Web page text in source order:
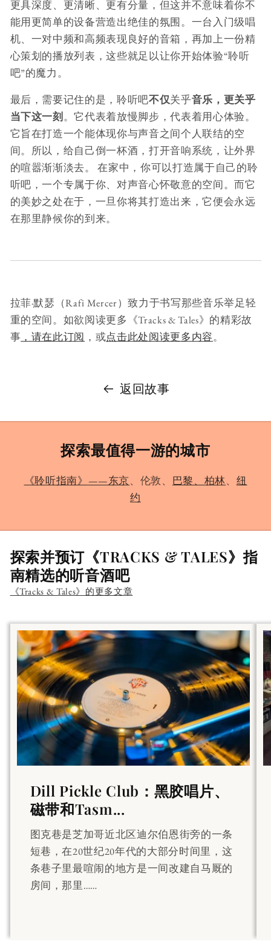
更具深度、更清晰、更有分量，但这并不意味着你不
能用更简单的设备营造出绝佳的氛围。一台入门级唱
机、一对中频和高频表现良好的音箱，再加上一份精
心策划的播放列表，这些就足以让你开始体验“聆听
吧”的魔力。
最后，需要记住的是，聆听吧不仅关乎音乐，更关乎
当下这一刻 。它代表着放慢脚步，代表着用心体验。
它旨在打造一个能体现你与声音之间个人联结的空
间。所以，给自己倒一杯酒，打开音响系统，让外界
的喧嚣渐渐淡去。 在家中，你可以打造属于自己的聆
听吧，一个专属于你、对声音心怀敬意的空间。而它
的美妙之处在于，一旦你将其打造出来，它便会永远
在那里静候你的到来。
拉菲·默瑟（Rafi Mercer）致力于书写那些音乐举足轻
重的空间。如欲阅读更多《Tracks & Tales》的精彩故
事 ，请在此订阅 ，或点击此处阅读更多内容。
返回故事
探索最值得一游的城市
《聆听指南》 ——东京、伦敦、 巴黎、柏林、 纽
约
探索并预订《TRACKS & TALES》指
南精选的听音酒吧
《Tracks & Tales》的更多文章
Dill Pickle Club：黑胶唱片、
磁带和Tasm...
图克巷是芝加哥近北区迪尔伯恩街旁的一条
短巷，在20世纪20年代的大部分时间里，这
条巷子里最喧闹的地方是一间改建自马厩的
房间，那里……